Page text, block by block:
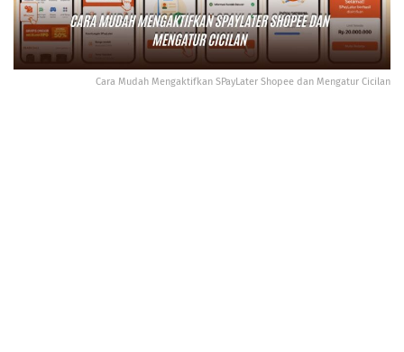
Cara Mudah Mengaktifkan SPayLater Shopee dan Mengatur Cicilan